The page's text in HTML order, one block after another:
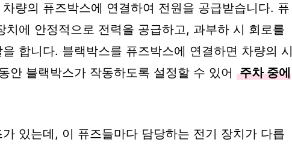
량의 퓨즈박스에 연결하여 전원을 공급받습니다. 퓨
치에 안정적으로 전력을 공급하고, 과부하 시 회로를
합니다. 블랙박스를 퓨즈박스에 연결하면 차량의 시
안 블랙박스가 작동하도록 설정할 수 있어 주차 중에
있는데, 이 퓨즈들마다 담당하는 전기 장치가 다릅